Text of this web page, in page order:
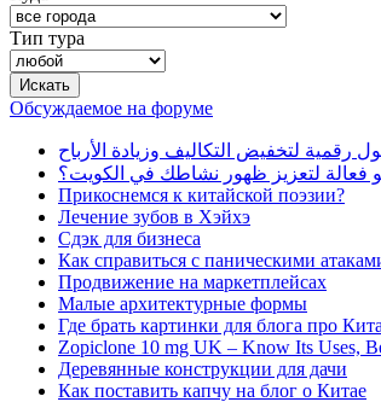
Тип тура
Обсуждаемое на форуме
لتخفيض التكاليف وزيادة الأرباح
فعالة لتعزيز ظهور نشاطك في الكويت؟
Прикоснемся к китайской поэзии?
Лечение зубов в Хэйхэ
Сдэк для бизнеса
Как справиться с паническими
Продвижение на маркетплейсах
Малые архитектурные формы
Где брать картинки для блога про
Zopiclone 10 mg UK – Know Its Uses,
Деревянные конструкции для дачи
Как поставить капчу на блог о Китае